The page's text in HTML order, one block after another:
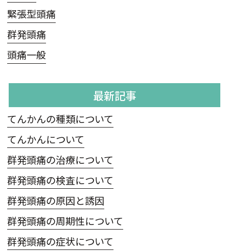
緊張型頭痛
群発頭痛
頭痛一般
最新記事
てんかんの種類について
てんかんについて
群発頭痛の治療について
群発頭痛の検査について
群発頭痛の原因と誘因
群発頭痛の周期性について
群発頭痛の症状について